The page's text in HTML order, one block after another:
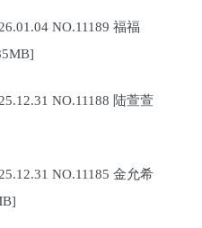
NO.11189 福福
NO.11188 陆萱萱
NO.11185 金允希